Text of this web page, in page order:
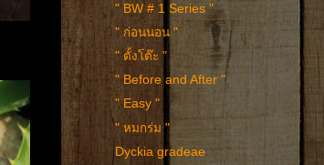
" BW # 1 Series "
" ก่อนนอน "
" ตั้งโต๊ะ "
" Before and After "
" Easy "
" หมกร่ม "
Dyckia gradeae